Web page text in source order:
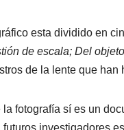
esta dividido en
de escala; Del
de la lente que
la fotografía sí es un
investigadores